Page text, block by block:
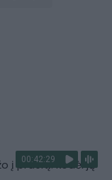
00:42:29
į praeitį: kodėl jų